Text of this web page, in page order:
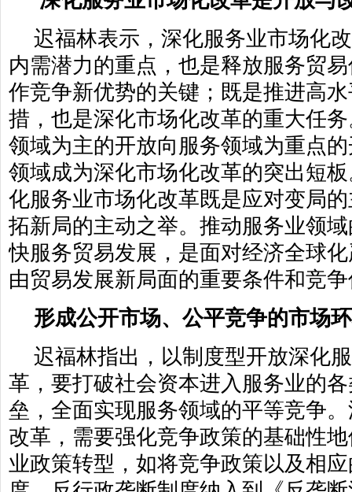
迟福林表示，深化服务业市场化
内需潜力的重点，也是释放服务贸
作竞争新优势的关键；既是推进高
措，也是深化市场化改革的重大任
领域为主的开放向服务领域为重点
领域成为深化市场化改革的突出短
化服务业市场化改革既是应对变局
拓新局的主动之举。推动服务业领
快服务贸易发展，是面对经济全球
由贸易发展新局面的重要条件和竞
形成公开市场、公平竞争的市场
迟福林指出，以制度型开放深化
革，要打破社会资本进入服务业的
垒，全面实现服务领域的平等竞争
改革，需要强化竞争政策的基础性
业政策转型，如将竞争政策以及相